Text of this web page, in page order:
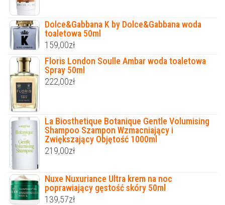
Dolce&Gabbana K by Dolce&Gabbana woda
toaletowa 50ml
159,00zł
Floris London Soulle Ambar woda toaletowa
Spray 50ml
222,00zł
La Biosthetique Botanique Gentle Volumising
Shampoo Szampon Wzmacniający i
Zwiększający Objętość 1000ml
219,00zł
Nuxe Nuxuriance Ultra krem na noc
poprawiający gęstość skóry 50ml
139,57zł